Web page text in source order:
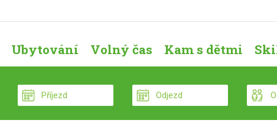
Ubytování Volný čas Kam s dětmi